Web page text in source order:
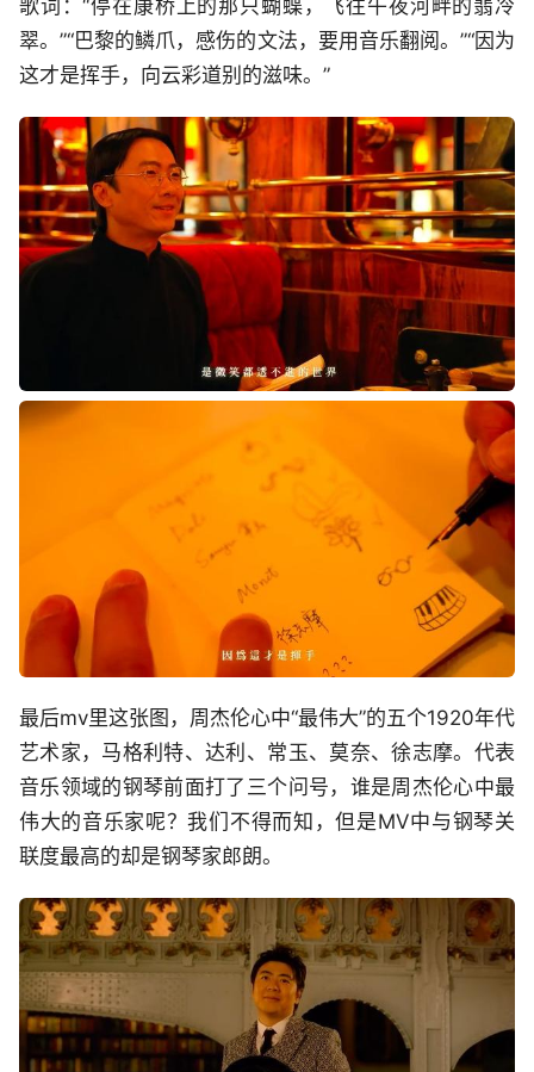
歌词：“停在康桥上的那只蝴蝶，飞往午夜河畔的翡冷
翠。”“巴黎的鳞爪，感伤的文法，要用音乐翻阅。”“因为
这才是挥手，向云彩道别的滋味。”
最后mv里这张图，周杰伦心中“最伟大”的五个1920年代
艺术家，马格利特、达利、常玉、莫奈、徐志摩。代表
音乐领域的钢琴前面打了三个问号，谁是周杰伦心中最
伟大的音乐家呢？我们不得而知，但是MV中与钢琴关
联度最高的却是钢琴家郎朗。